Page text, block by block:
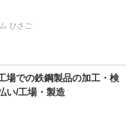
ひさご
場での鉄鋼製品の加工・検
い/工場・製造